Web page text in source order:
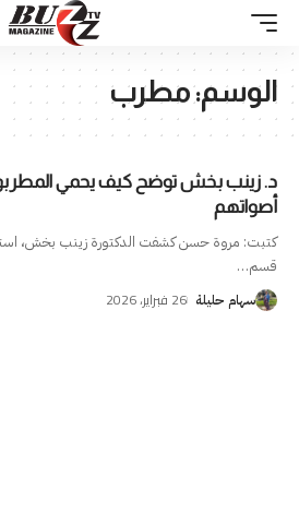
الوسم:مطرب
د. زينب بخش توضح كيف يحمي
أصواتهم
كتبت: مروة حسن كشفت الدكتورة زينب بخش،
قسم…
سهام حليلة 26 فبراير، 2026